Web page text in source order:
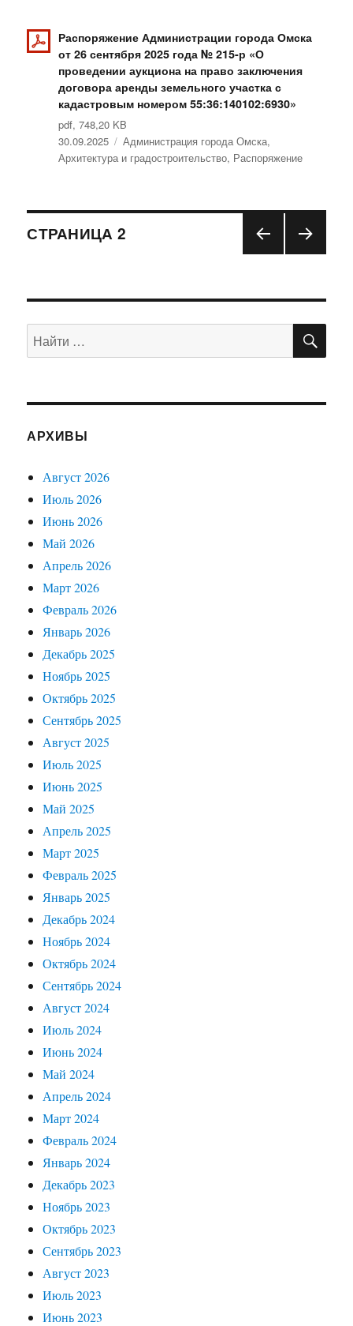
Распоряжение Администрации города Омска
от 26 сентября 2025 года № 215-р «О
проведении аукциона на право заключения
договора аренды земельного участка с
кадастровым номером 55:36:140102:6930»
pdf, 748,20 KB
Опубликовано
30.09.2025 Рубрики
Администрация города Омска,
Архитектура и градостроительство, Распоряжение
Навигация
записям
Я
СТРА
А
СТРАНИЦА 2
СТРА
НИЦ
Искать:
АРХИВЫ
Август 2026
Июль 2026
Июнь 2026
Май 2026
Апрель 2026
Март 2026
Февраль 2026
Январь 2026
Декабрь 2025
Ноябрь 2025
Октябрь 2025
Сентябрь 2025
Август 2025
Июль 2025
Июнь 2025
Май 2025
Апрель 2025
Март 2025
Февраль 2025
Январь 2025
Декабрь 2024
Ноябрь 2024
Октябрь 2024
Сентябрь 2024
Август 2024
Июль 2024
Июнь 2024
Май 2024
Апрель 2024
Март 2024
Февраль 2024
Январь 2024
Декабрь 2023
Ноябрь 2023
Октябрь 2023
Сентябрь 2023
Август 2023
Июль 2023
Июнь 2023